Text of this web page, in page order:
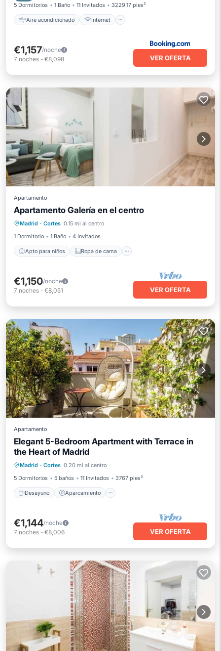
5 Dormitorios 1 Baño 11 Invitados 3229.17 pies²
Aire acondicionado Internet
€1,157/noche
7 noches - €8,098 VER OFERTA
Apartamento
Apartamento Galería en el centro
Madrid · Cortes 0.15 mi al centro
1 Dormitorio
1 Baño 4 Invitados
Apto para niños Ropa de cama
Instalaciones de bienestar
Seguridad/Protección
€1,150/noche
7 noches - €8,051 VER OFERTA
Apartamento
Elegant 5-Bedroom Apartment with Terrace in
the Heart of Madrid
Madrid · Cortes 0.20 mi al centro
5 Dormitorios
5 baños 11 Invitados 3767 pies²
Desayuno Aparcamiento
Desayuno
Balcón/Terraza
€1,144/noche
7 noches - €8,006 VER OFERTA